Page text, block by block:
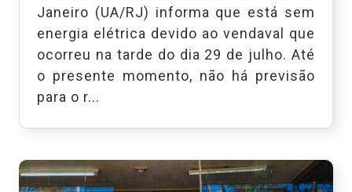
Janeiro (UA/RJ) informa que está sem
energia elétrica devido ao vendaval que
ocorreu na tarde do dia 29 de julho. Até
o presente momento, não há previsão
para o r...